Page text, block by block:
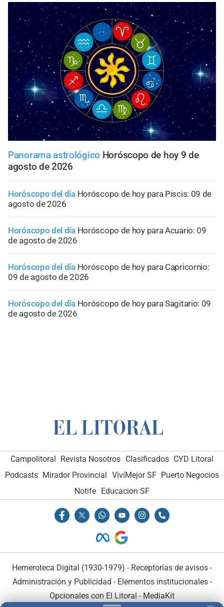
Panorama astrológico Horóscopo de hoy 9 de
agosto de 2026
Horóscopo del día Horóscopo de hoy para Piscis: 09 de
agosto de 2026
Horóscopo del día Horóscopo de hoy para Acuario: 09
de agosto de 2026
Horóscopo del día Horóscopo de hoy para Capricornio:
09 de agosto de 2026
Horóscopo del día Horóscopo de hoy para Sagitario: 09
de agosto de 2026
Campolitoral Revista Nosotros Clasificados CYD Litoral
Podcasts Mirador Provincial VivíMejor SF Puerto Negocios
Notife Educacion SF
Hemeroteca Digital (1930-1979) - Receptorías de avisos -
Administración y Publicidad - Elementos institucionales-
Opcionales con El Litoral - MediaKit